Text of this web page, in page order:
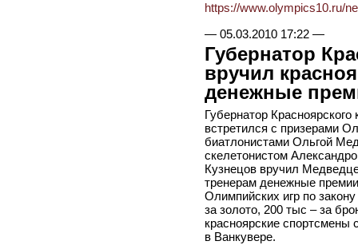
https://www.olympics10.ru/
— 05.03.2010 17:22—
Губернатор
вручил
денежные
Губернатор
встретился с призерами
биатлонистами Ольгой
скелетонистом
Кузнецов вручил
тренерам денежные
Олимпийских игр по
за золото, 200 тыс – за
красноярские
в Ванкувере.